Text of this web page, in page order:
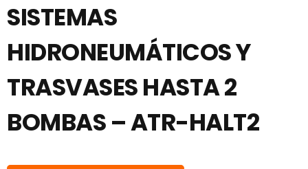
SISTEMAS
HIDRONEUMÁTICOS Y
TRASVASES HASTA 2
BOMBAS – ATR-HALT2